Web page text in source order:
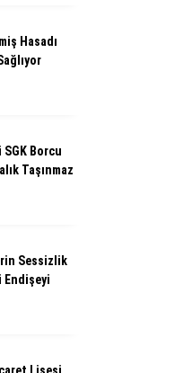
Hasadı
Borcu
Taşınmaz
Sessizlik
Endişeyi